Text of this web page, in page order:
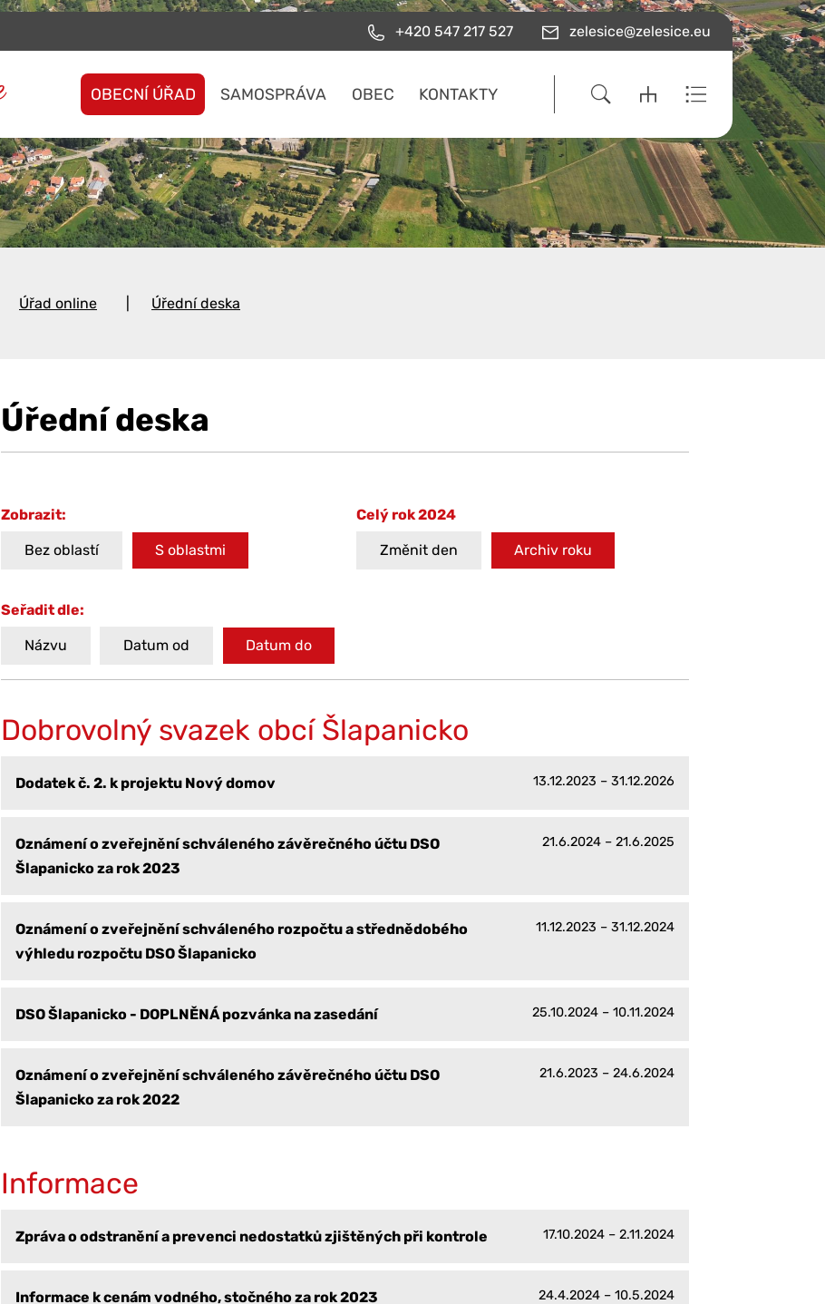
+420 547 217 527 zelesice@zelesice.eu
OBECNÍ ÚŘAD SAMOSPRÁVA OBEC KONTAKTY
Úřad online Úřední deska
Úřední deska
Zobrazit:
Bez oblastí S oblastmi
Celý rok 2024
Změnit den Archiv roku
Seřadit dle:
Názvu Datum od Datum do
Dobrovolný svazek obcí Šlapanicko
Dodatek č. 2. k projektu Nový domov 13.12.2023 – 31.12.2026
Oznámení o zveřejnění schváleného závěrečného účtu DSO
Šlapanicko za rok 2023
21.6.2024 – 21.6.2025
Oznámení o zveřejnění schváleného rozpočtu a střednědobého
výhledu rozpočtu DSO Šlapanicko
11.12.2023 – 31.12.2024
DSO Šlapanicko - DOPLNĚNÁ pozvánka na zasedání 25.10.2024 – 10.11.2024
Oznámení o zveřejnění schváleného závěrečného účtu DSO
Šlapanicko za rok 2022
21.6.2023 – 24.6.2024
Informace
Zpráva o odstranění a prevenci nedostatků zjištěných při kontrole 17.10.2024 – 2.11.2024
Informace k cenám vodného, stočného za rok 2023 24.4.2024 – 10.5.2024